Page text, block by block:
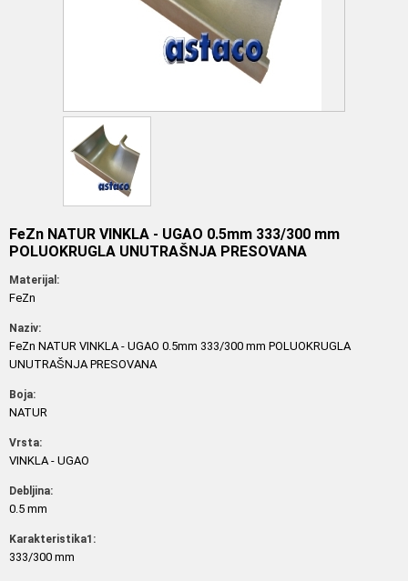
FeZn NATUR VINKLA - UGAO 0.5mm 333/300 mm
POLUOKRUGLA UNUTRAŠNJA PRESOVANA
Materijal:
FeZn
Naziv:
FeZn NATUR VINKLA - UGAO 0.5mm 333/300 mm POLUOKRUGLA
UNUTRAŠNJA PRESOVANA
Boja:
NATUR
Vrsta:
VINKLA - UGAO
Debljina:
0.5 mm
Karakteristika1:
333/300 mm